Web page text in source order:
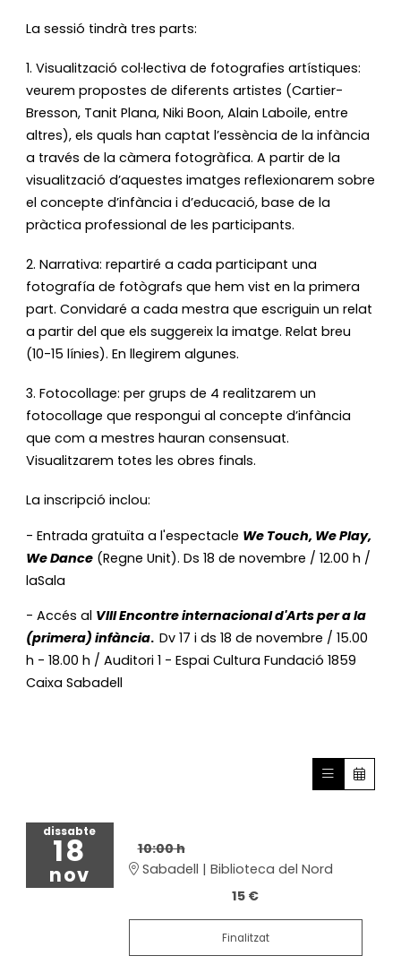
La sessió tindrà tres parts:
1. Visualització col·lectiva de fotografies artístiques:
veurem propostes de diferents artistes (Cartier-
Bresson, Tanit Plana, Niki Boon, Alain Laboile, entre
altres), els quals han captat l’essència de la infància
a través de la càmera fotogràfica. A partir de la
visualització d’aquestes imatges reflexionarem sobre
el concepte d’infància i d’educació, base de la
pràctica professional de les participants.
2. Narrativa: repartiré a cada participant una
fotografía de fotògrafs que hem vist en la primera
part. Convidaré a cada mestra que escriguin un relat
a partir del que els suggereix la imatge. Relat breu
(10-15 línies). En llegirem algunes.
3. Fotocollage: per grups de 4 realitzarem un
fotocollage que respongui al concepte d’infància
que com a mestres hauran consensuat.
Visualitzarem totes les obres finals.
La inscripció inclou:
- Entrada gratuïta a l'espectacle We Touch, We Play,
We Dance (Regne Unit). Ds 18 de novembre / 12.00 h /
laSala
- Accés al VIII Encontre internacional d'Arts per a la
(primera) infància. Dv 17 i ds 18 de novembre / 15.00
h - 18.00 h / Auditori 1 - Espai Cultura Fundació 1859
Caixa Sabadell
dissabte
18
nov
10:00 h
Sabadell | Biblioteca del Nord
15 €
Finalitzat